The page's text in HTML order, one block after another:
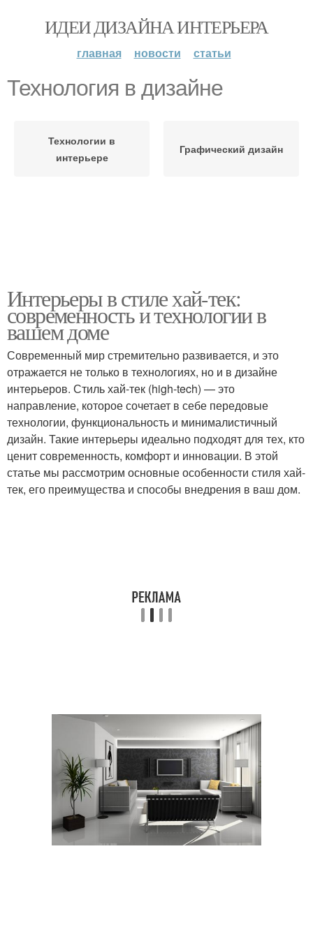
ИДЕИ ДИЗАЙНА ИНТЕРЬЕРА
главная новости статьи
Технология в дизайне
Технологии в
интерьере
Графический дизайн
Интерьеры в стиле хай-тек:
современность и технологии в
вашем доме
Современный мир стремительно развивается, и это
отражается не только в технологиях, но и в дизайне
интерьеров. Стиль хай-тек (high-tech) — это
направление, которое сочетает в себе передовые
технологии, функциональность и минималистичный
дизайн. Такие интерьеры идеально подходят для тех, кто
ценит современность, комфорт и инновации. В этой
статье мы рассмотрим основные особенности стиля хай-
тек, его преимущества и способы внедрения в ваш дом.